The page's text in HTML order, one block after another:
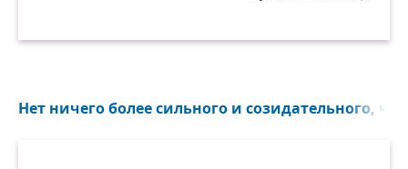
Нет ничего более сильного и созидательного,